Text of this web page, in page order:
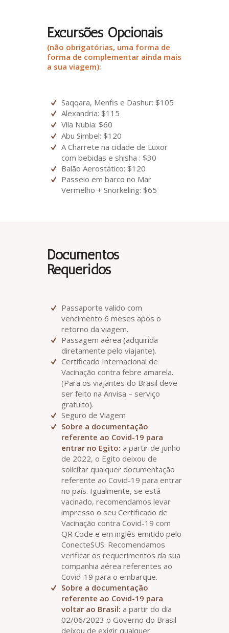
Excursões Opcionais
(não obrigatórias, uma forma de
forma de complementar ainda mais
a sua viagem):
Saqqara, Menfis e Dashur: $105
Alexandria: $115
Vila Nubia: $60
Abu Simbel: $120
A Charrete na cidade de Luxor
com bebidas e shisha : $30
Balão Aerostático: $120
Passeio em barco no Mar
Vermelho + Snorkeling: $65
Documentos
Requeridos
Passaporte valido com
vencimento 6 meses após o
retorno da viagem.
Passagem aérea (adquirida
diretamente pelo viajante).
Certificado Internacional de
Vacinação contra febre amarela.
(Para os viajantes do Brasil deve
ser feito na Anvisa – serviço
gratuito).
Seguro de Viagem
Sobre a documentação
referente ao Covid-19 para
entrar no Egito: a partir de junho
de 2022, o Egito deixou de
solicitar qualquer documentação
referente ao Covid-19 para entrar
no país. Igualmente, se está
vacinado, recomendamos levar
impresso o seu Certificado de
Vacinação contra Covid-19 com
QR Code e em inglês emitido pelo
ConecteSUS. Recomendamos
verificar os requerimentos da sua
companhia aérea referentes ao
Covid-19 para o embarque.
Sobre a documentação
referente ao Covid-19 para
voltar ao Brasil: a partir do dia
02/06/2023 o Governo do Brasil
deixou de exigir qualquer